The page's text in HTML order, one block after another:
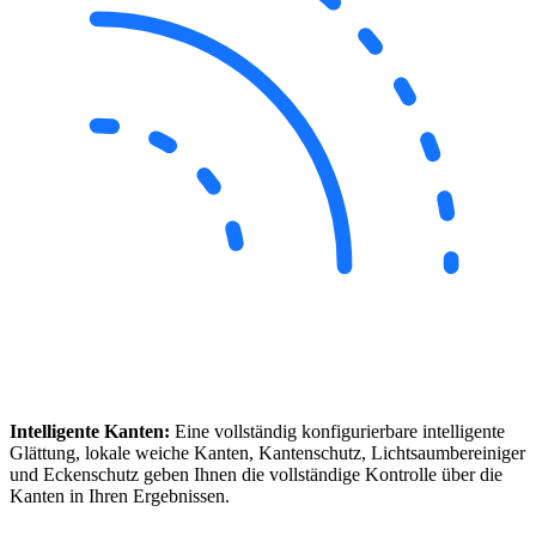
Intelligente Kanten: Eine vollständig konfigurierbare intelligente
Glättung, lokale weiche Kanten, Kantenschutz, Lichtsaumbereiniger
und Eckenschutz geben Ihnen die vollständige Kontrolle über die
Kanten in Ihren Ergebnissen.